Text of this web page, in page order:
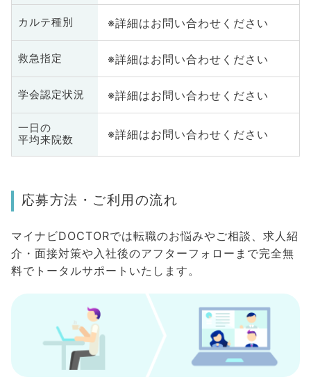
カルテ種別 ※詳細はお問い合わせください
救急指定 ※詳細はお問い合わせください
学会認定状況 ※詳細はお問い合わせください
一日の
平均来院数
※詳細はお問い合わせください
応募方法・ご利用の流れ
マイナビDOCTORでは転職のお悩みやご相談、求人紹
介・面接対策や入社後のアフターフォローまで完全無
料でトータルサポートいたします。